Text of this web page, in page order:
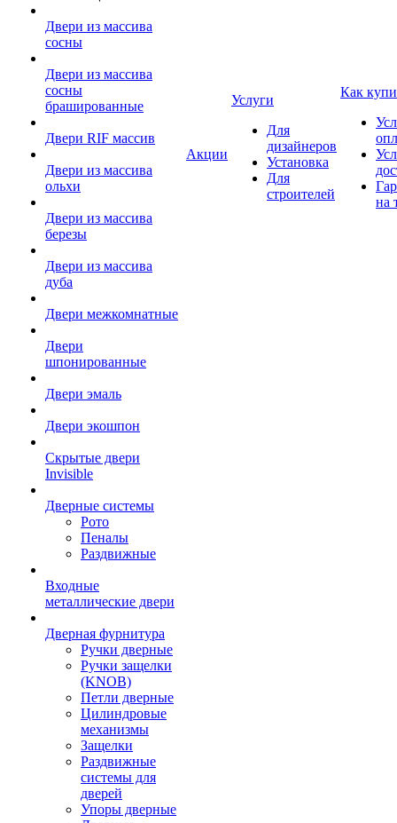
Двери из массива
сосны
Двери из массива
сосны
брашированные
Двери RIF массив
Двери из массива
ольхи
Двери из массива
березы
Двери из массива
дуба
Двери межкомнатные
Двери
шпонированные
Двери эмаль
Двери экошпон
Скрытые двери
Invisible
Дверные системы
Рото
Пеналы
Раздвижные
Входные
металлические двери
Дверная фурнитура
Ручки дверные
Ручки защелки
(KNOB)
Петли дверные
Цилиндровые
механизмы
Защелки
Раздвижные
системы для
дверей
Упоры дверные
Акции
Услуги
Для
дизайнеров
Установка
Для
строителей
Как
на